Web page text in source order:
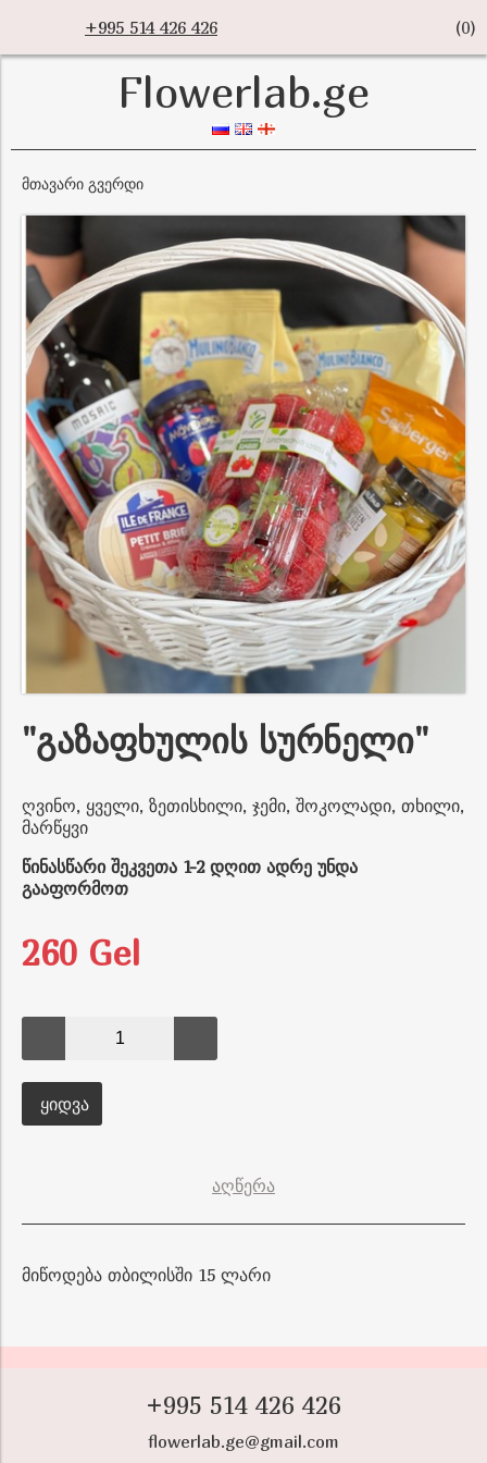
+995 514 426 426 (0)
Flowerlab.ge
მთავარი გვერდი
"გაზაფხულის სურნელი"
ღვინო, ყველი, ზეთისხილი, ჯემი, შოკოლადი, თხილი,
მარწყვი
წინასწარი შეკვეთა 1-2 დღით ადრე უნდა
გააფორმოთ
260 Gel
ᲧᲘᲓᲕᲐ
აღწერა
მიწოდება თბილისში 15 ლარი
+995 514 426 426
flowerlab.ge@gmail.com